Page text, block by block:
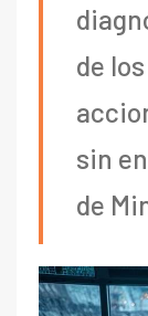
de
sin
de